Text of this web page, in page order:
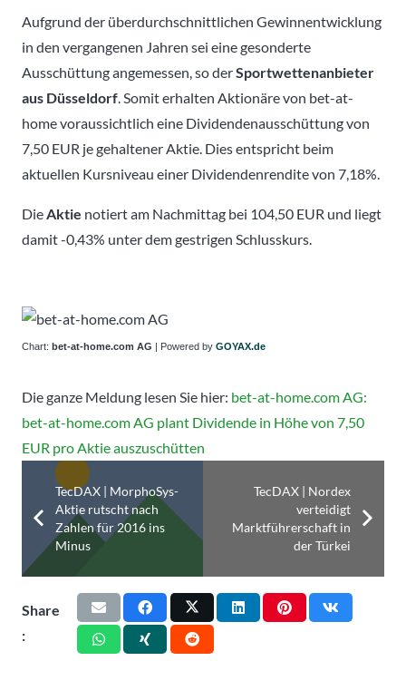
Aufgrund der überdurchschnittlichen Gewinnentwicklung
in den vergangenen Jahren sei eine gesonderte
Ausschüttung angemessen, so derSportwettenanbieter
aus Düsseldorf. Somit erhalten Aktionäre von bet-at-
home voraussichtlich eine Dividendenausschüttung von
7,50 EUR je gehaltener Aktie. Dies entspricht beim
aktuellen Kursniveau einer Dividendenrendite von 7,18%.
DieAktie notiert am Nachmittag bei 104,50 EUR und liegt
damit -0,43% unter dem gestrigen Schlusskurs.
Chart: bet-at-home.com AG | Powered by GOYAX.de
Die ganze Meldung lesen Sie hier: bet-at-home.com AG:
bet-at-home.com AG plant Dividende in Höhe von 7,50
EUR pro Aktie auszuschütten
TecDAX | MorphoSys-
Aktie rutscht nach
Zahlen für 2016 ins
Minus
TecDAX | Nordex
verteidigt
Marktführerschaft in
der Türkei
Share
: